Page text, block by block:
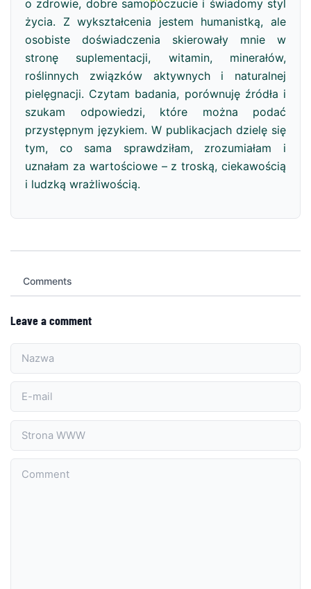
o zdrowie, dobre samopoczucie i świadomy styl
życia. Z wykształcenia jestem humanistką, ale
osobiste doświadczenia skierowały mnie w
stronę suplementacji, witamin, minerałów,
roślinnych związków aktywnych i naturalnej
pielęgnacji. Czytam badania, porównuję źródła i
szukam odpowiedzi, które można podać
przystępnym językiem. W publikacjach dzielę się
tym, co sama sprawdziłam, zrozumiałam i
uznałam za wartościowe – z troską, ciekawością
i ludzką wrażliwością.
Comments
Leave a comment